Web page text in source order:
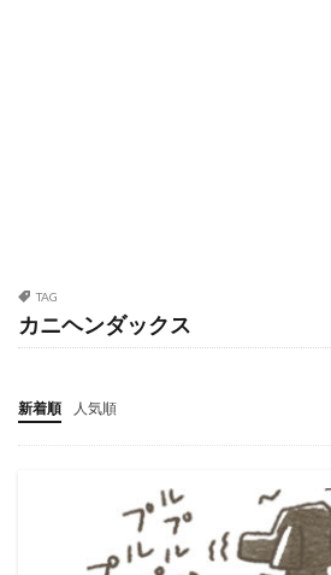
TAG
カニヘンダックス
新着順 人気順